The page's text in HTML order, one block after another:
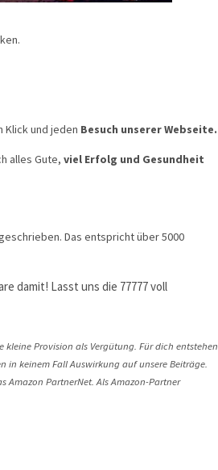
Klick und jeden Besuch unserer Webseite.
alles Gute, viel Erfolg und Gesundheit
Das entspricht über 5000
damit! Lasst uns die 77777 voll
Provision als Vergütung. Für dich entstehen
in keinem Fall Auswirkung auf unsere Beiträge.
PartnerNet. Als Amazon-Partner